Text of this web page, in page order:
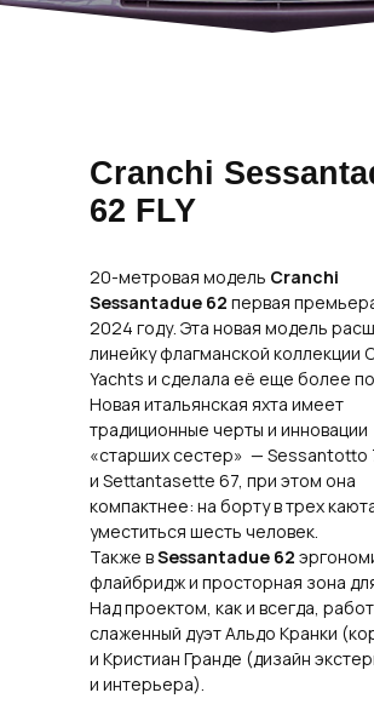
Cranchi
62 FLY
20-метровая модель Cranchi
Sessantadue 62 первая
2024 году. Эта новая модель
линейку флагманской коллекции
Yachts и сделала её еще более
Новая итальянская яхта имеет
традиционные черты и инновации
«старших сестер» — Sessantotto
и Settantasette 67, при этом она
компактнее: на борту в трех
уместиться шесть человек.
Также вSessantadue 62
флайбридж и просторная зона
Над проектом, как и всегда,
слаженный дуэт Альдо Кранки
и Кристиан Гранде (дизайн
и интерьера).